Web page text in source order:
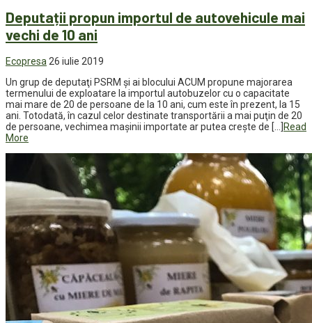
Deputații propun importul de autovehicule mai
vechi de 10 ani
Ecopresa 26 iulie 2019
Un grup de deputaţi PSRM şi ai blocului ACUM propune majorarea
termenului de exploatare la importul autobuzelor cu o capacitate
mai mare de 20 de persoane de la 10 ani, cum este în prezent, la 15
ani. Totodată, în cazul celor destinate transportării a mai puţin de 20
de persoane, vechimea maşinii importate ar putea crește de […]
Read
More